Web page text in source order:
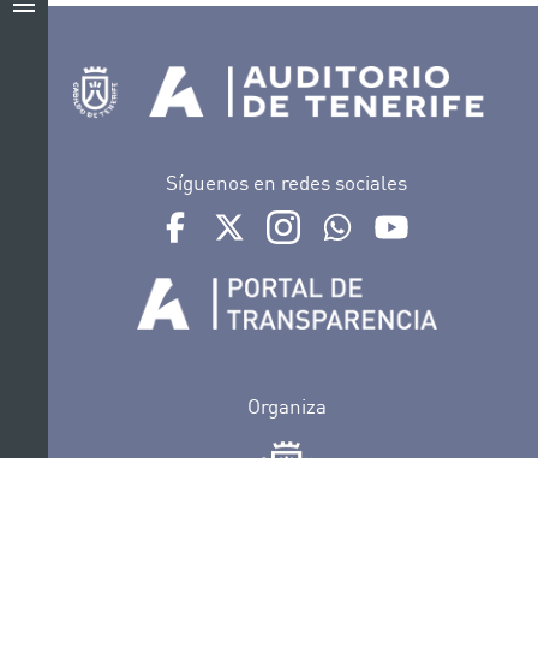
Síguenos en redes sociales
Ir a perfil de Auditorio de Tenerife en Facebook
Ir a perfil de Auditorio de Tenerife en
Ir a perfil de Auditorio de
Ir al Boletín Whatsapp
Organiza